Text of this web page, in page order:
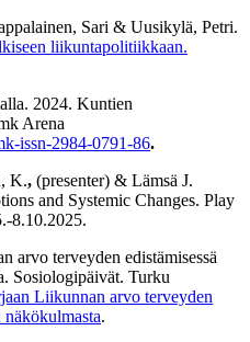
Sari & Uusikylä, Petri.
liikuntapolitiikkaan.
2024. Kuntien
Arena
issn-2984-0791-86.
K., (presenter) & Lämsä J.
and Systemic Changes. Play
8.10.2025.
arvo terveyden edistämisessä
Sosiologipäivät. Turku
Liikunnan arvo terveyden
.